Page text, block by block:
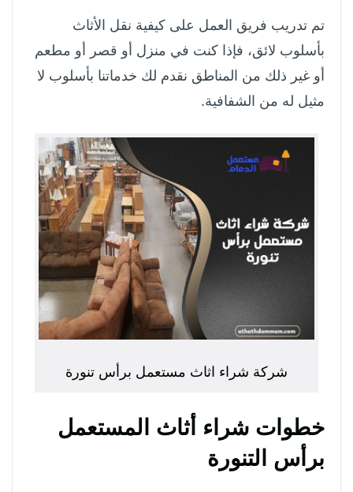
تم تدريب فريق العمل على كيفية نقل الأثاث
بأسلوب لائق، فإذا كنت في منزل أو قصر أو مطعم
أو غير ذلك من المناطق نقدم لك خدماتنا بأسلوب لا
مثيل له من الشفافية.
شركة شراء اثاث مستعمل برأس تنورة
خطوات شراء أثاث المستعمل
برأس التنورة